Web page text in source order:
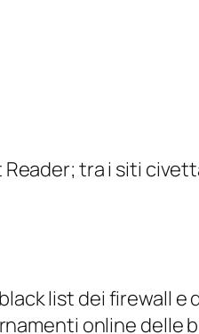
tra i siti
list dei firewall e
online delle